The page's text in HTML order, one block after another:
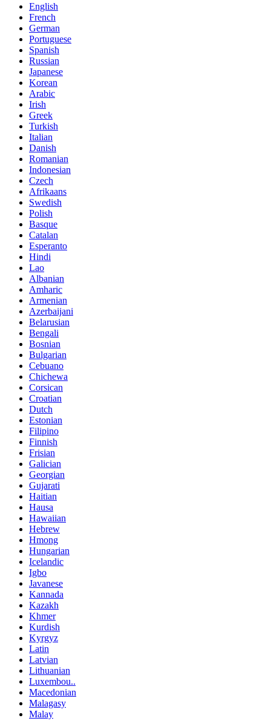
English
French
German
Portuguese
Spanish
Russian
Japanese
Korean
Arabic
Irish
Greek
Turkish
Italian
Danish
Romanian
Indonesian
Czech
Afrikaans
Swedish
Polish
Basque
Catalan
Esperanto
Hindi
Lao
Albanian
Amharic
Armenian
Azerbaijani
Belarusian
Bengali
Bosnian
Bulgarian
Cebuano
Chichewa
Corsican
Croatian
Dutch
Estonian
Filipino
Finnish
Frisian
Galician
Georgian
Gujarati
Haitian
Hausa
Hawaiian
Hebrew
Hmong
Hungarian
Icelandic
Igbo
Javanese
Kannada
Kazakh
Khmer
Kurdish
Kyrgyz
Latin
Latvian
Lithuanian
Luxembou..
Macedonian
Malagasy
Malay